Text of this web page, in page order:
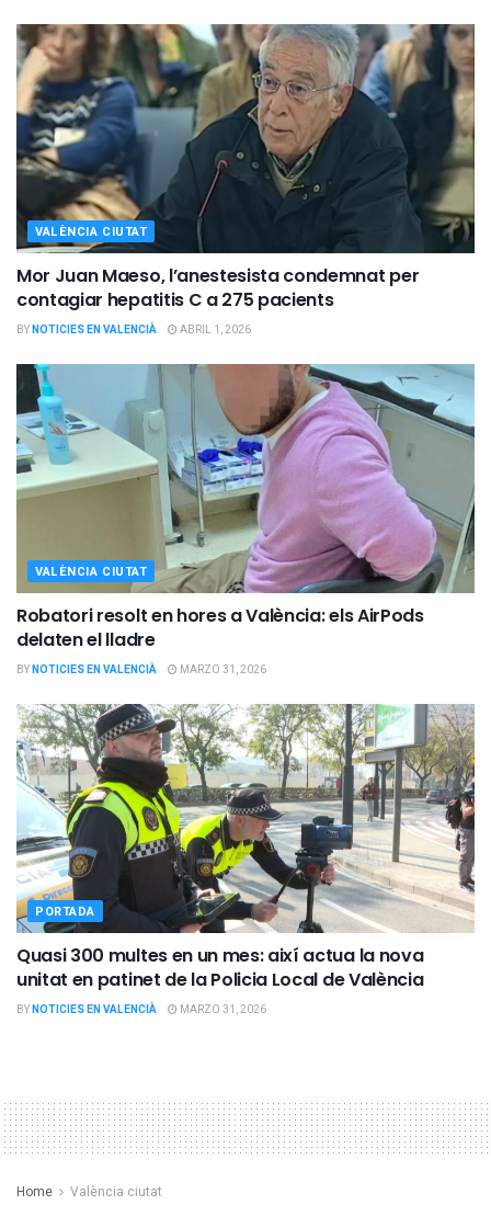
VALÈNCIA CIUTAT
Mor Juan Maeso, l’anestesista condemnat per
contagiar hepatitis C a 275 pacients
BYNOTICIES EN VALENCIÀ ABRIL 1, 2026
VALÈNCIA CIUTAT
Robatori resolt en hores a València: els AirPods
delaten el lladre
BYNOTICIES EN VALENCIÀ MARZO 31, 2026
PORTADA
Quasi 300 multes en un mes: així actua la nova
unitat en patinet de la Policia Local de València
BYNOTICIES EN VALENCIÀ MARZO 31, 2026
Home València ciutat